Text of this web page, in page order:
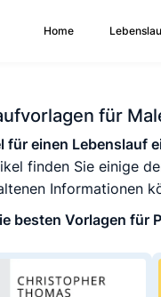
Home
für
für einen Lebenslauf
finden Sie einige
Informationen
besten Vorlagen für